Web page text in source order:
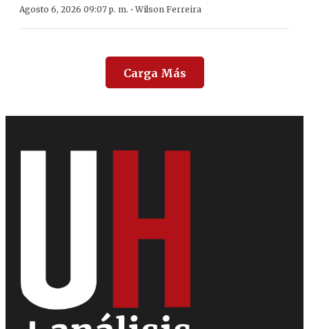
Agosto 6, 2026 09:07 p. m. ·Wilson Ferreira
Carga Más